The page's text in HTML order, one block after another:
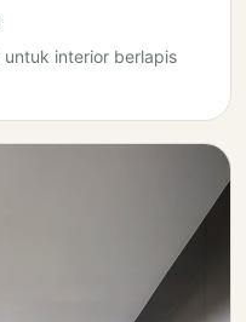
interior berlapis